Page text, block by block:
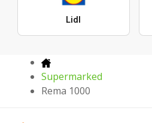
Lidl
Supermarked
Rema 1000